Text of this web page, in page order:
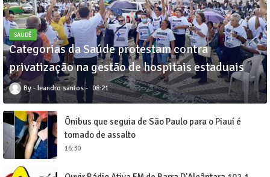
SAUDÊ
Categorias da Saúde protestam contra
privatização na gestão de hospitais estaduais
leandro santos 08:21
Ônibus que seguia de São Paulo para o Piauí é
tomado de assalto
16:30